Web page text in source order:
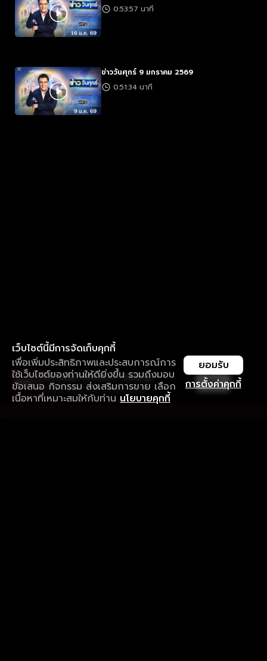
0:53:57 นาที
ข่าววันศุกร์ 9 มกราคม 2569
0:51:34 นาที
เว็บไซต์นี้มีการจัดเก็บคุกกี้
เพื่อเพิ่มประสิทธิภาพและประสบการณ์การ
ใช้เว็บไซต์ของท่านให้ดียิ่งขึ้น รวมถึงมอบ
ข้อเสนอ กิจกรรม ส่งเสริมการขาย เลือก
เนื้อหาที่เหมาะสมให้กับท่าน นโยบายคุกกี้
การตั้งค่าคุกกี้
ยอมรับ
ใช้งานแอป ลื่นไหลกว่า ไม่มีสะดุด
ดาวน์โหลดแอปเพื่อการรับชมที่ดีกว่า เปิด